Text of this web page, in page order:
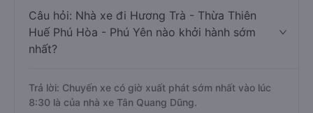
Câu hỏi: Nhà xe đi Hương Trà - Thừa Thiên
Huế Phú Hòa - Phú Yên nào khởi hành sớm
nhất?
Trả lời: Chuyến xe có giờ xuất phát sớm nhất vào lúc
8:30 là của nhà xe Tân Quang Dũng.